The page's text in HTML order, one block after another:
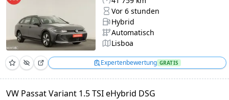
Vor 6 stunden
Hybrid
Automatisch
Lisboa
Expertenbewertung GRATIS
VW Passat Variant 1.5 TSI eHybrid DSG